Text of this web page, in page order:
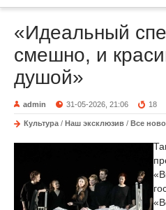
«Идеальный
смешно, и
душой»
admin 31-05-2026, 21:06 18
Культура / Наш эксклюзив / Все